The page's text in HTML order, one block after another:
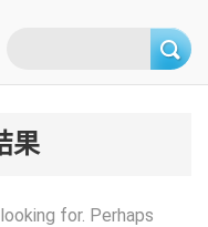
家居产品，智能家居解决方
果
for. Perhaps